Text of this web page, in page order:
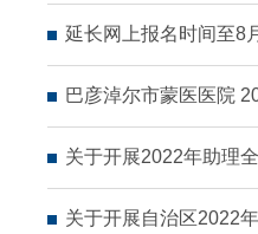
延长网上报名时间至8
巴彦淖尔市蒙医医院
关于开展2022年助理
关于开展自治区2022